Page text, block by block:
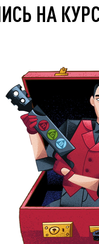
НА